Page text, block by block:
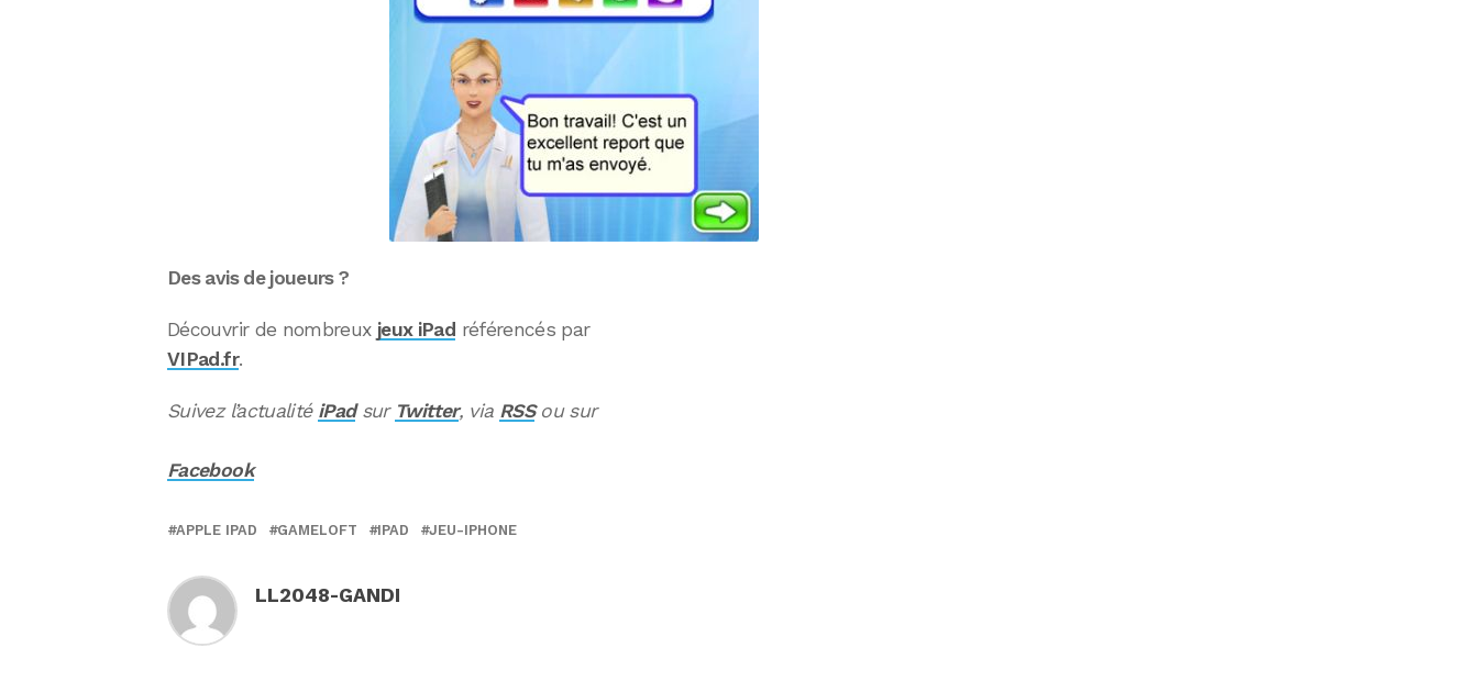
Des avis de joueurs ?
Découvrir de nombreux jeux iPad référencés par
VIPad.fr.
Suivez l’actualité iPadsur Twitter, via RSSou sur
Facebook
APPLE IPAD GAMELOFT IPAD JEU-IPHONE
LL2048-GANDI